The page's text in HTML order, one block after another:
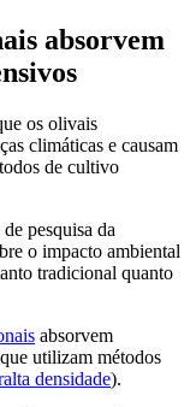
absorvem
os olivais
climáticas e causam
de cultivo
pesquisa da
o impacto ambiental
tradicional quanto
absorvem
utilizam métodos
densidade).